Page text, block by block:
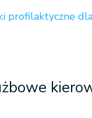
profilaktyczne